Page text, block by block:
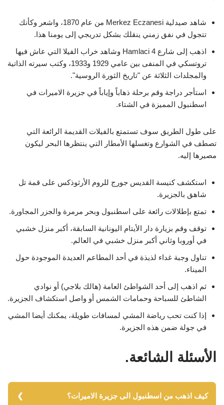
شاهد صيدلية Merkez Eczanesi من عام 1870، واشعر وكأنك
تتجول في نفق زمني ينقلك بشكل تدريجي إلى يومنا هذا.
اذهب إلى شارع Hamlaci 4 وشاهد خراب الفيلا التي عاش فيها
تروتسكي في المنفى بين عامي 1929 و1933، وكتب سيرته الذاتية
والمجلدات الثلاثة عن "تاريخ الثورة الروسية".
استأجر دراجة وقم برحلة ذهاباً وإياباً في جزيرة الاميرات في
اسطنبول المميزة في الشتاء.
على طول الطريق سوف تستمتع بالفيلات القديمة الرائعة التي
تصطف في الشوارع وتغسلها الأمطار التي ينتظرها البحر ليكون
مصيرها إليه.
استكشف كنيسة القديس جورج للروم الأرثوذكس على قمة تل
شاهق بالجزيرة.
تمتع بإطلالات رائعة على اسطنبول وبحر مرمرة والجزر المجاورة.
توقف وقم بزيارة دار الأيتام اليونانية السابقة، أكبر منزل خشبي
في أوروبا وثاني أكبر منزل خشبي في العالم.
تناول وجبة غداء لذيذة في أحد المطاعم العديدة الموجودة حول
الميناء.
ثم اذهب إلى أحد الشواطئ العامة (هالك بلاجي) أو نوادي
الشاطئ للسباحة وحمامات الشمس أو واصل استكشاف الجزيرة.
إذا كنت تحب رياضة المشي لمسافات طويلة، يمكنك أيضا المشي
في جولة ضمن هذه الجزيرة.
الأسئلة الشائعة.
كيف اذهب من اسطنبول الى جزيرة الاميرات؟